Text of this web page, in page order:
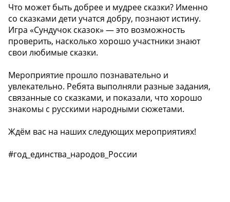
Что может быть добрее и мудрее сказки? Именно
со сказками дети учатся добру, познают истину.
Игра «Сундучок сказок» — это возможность
проверить, насколько хорошо участники знают
свои любимые сказки.
Мероприятие прошло познавательно и
увлекательно. Ребята выполняли разные задания,
связанные со сказками, и показали, что хорошо
знакомы с русскими народными сюжетами.
Ждём вас на наших следующих мероприятиях!
#год_единства_народов_России